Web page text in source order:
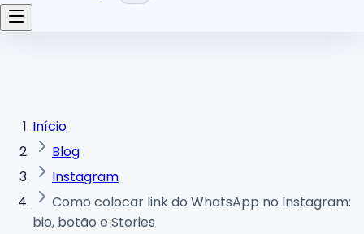
Início
Blog
Instagram
Como colocar link do WhatsApp no Instagram:
bio, botão e Stories